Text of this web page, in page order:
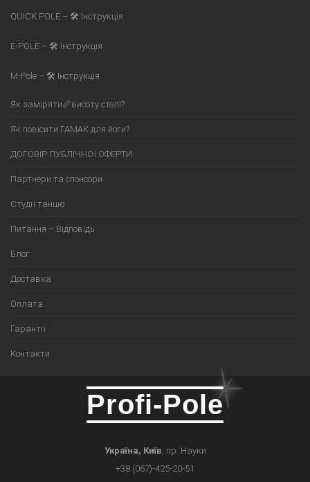
QUICK POLE – 🛠 Інструкція
E-POLE – 🛠 Інструкція
M-Pole – 🛠 Інструкція
Як заміряти📏висоту стелі?
Як повісити ГАМАК для йоги?
ДОГОВІР ПУБЛІЧНОЇ ОФЕРТИ
Партнери та спонсори
Студії танцю
Питання – Відповідь
Блог
Доставка
Оплата
Гарантії
Контакти
Profi-Pole
Україна, Київ, пр. Науки
+38 (067)-425-20-51